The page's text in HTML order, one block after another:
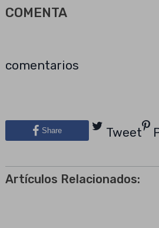
COMENTA
comentarios
Share Tweet
Artículos Relacionados: